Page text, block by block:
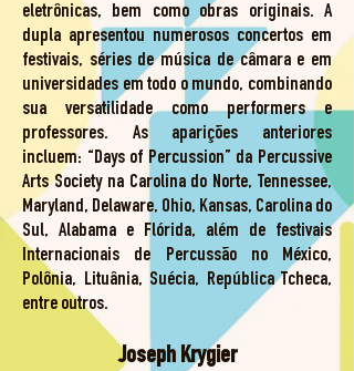
eletrônicas, bem como obras originais. A
dupla apresentou numerosos concertos em
festivais, séries de música de câmara e em
universidades em todo o mundo, combinando
sua versatilidade como performers e
professores. As aparições anteriores
incluem: “Days of Percussion” da Percussive
Arts Society na Carolina do Norte, Tennessee,
Maryland, Delaware, Ohio, Kansas, Carolina do
Sul, Alabama e Flórida, além de festivais
Internacionais de Percussão no México,
Polônia, Lituânia, Suécia, República Tcheca,
entre outros.
Joseph Krygier